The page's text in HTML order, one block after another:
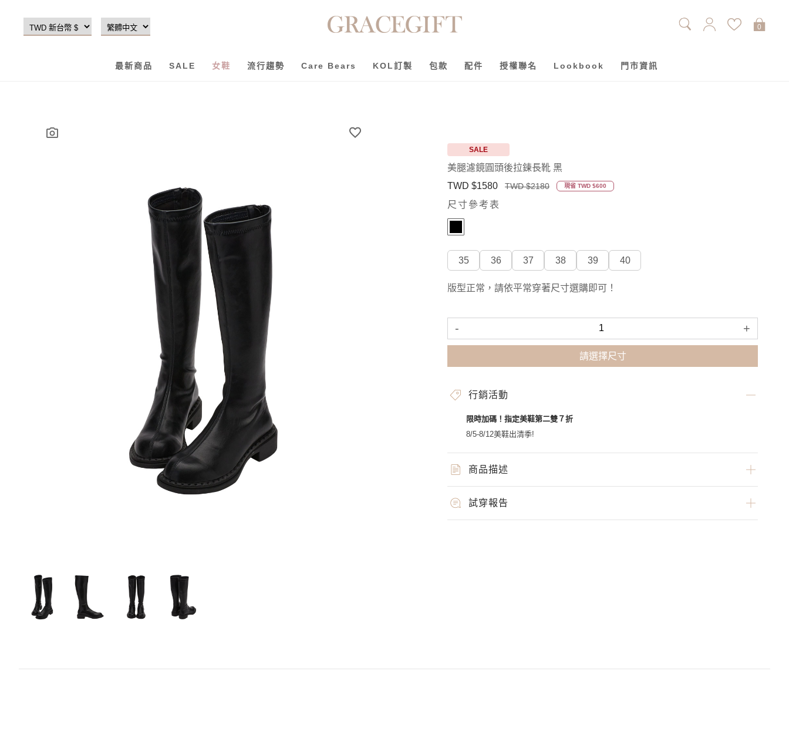
最新商品 SALE 女鞋 流行趨勢 Care Bears KOL訂製 包款 配件 授權聯名 Lookbook 門市資訊
SALE
美腿濾鏡圓頭後拉鍊長靴 黑
TWD $1580
TWD $2180 現省 TWD $600
尺寸參考表
35 36 37 38 39 40
版型正常，請依平常穿著尺寸選購即可！
- +
請選擇尺寸
行銷活動
限時加碼！指定美鞋第二雙７折
8/5-8/12美鞋出清季!
商品描述
試穿報告
0